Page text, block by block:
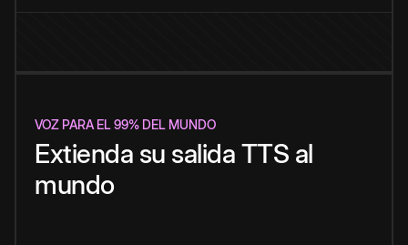
VOZ PARA EL 99% DEL MUNDO
Extienda su salida TTS al
mundo